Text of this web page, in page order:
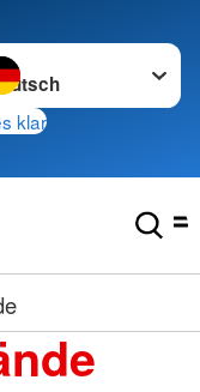
wechseln zu
klar